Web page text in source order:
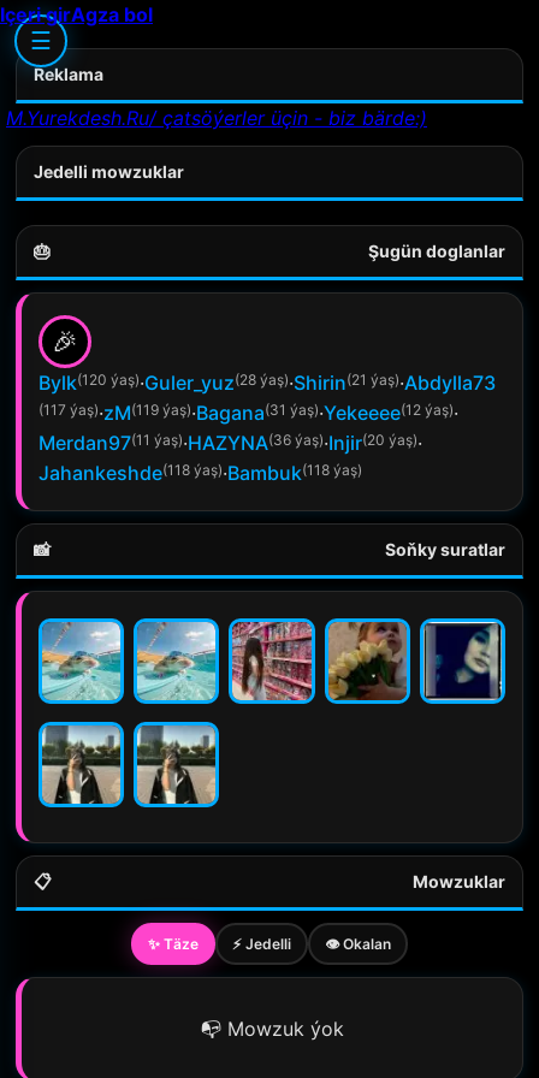
Içeri girAgza bol
Reklama
M.Yurekdesh.Ru/ çatsöýerler üçin - biz bärde:)
Jedelli mowzuklar
☰
🎂 Şugün doglanlar
🎉
Bylk(120 ýaş)·Guler_yuz(28 ýaş)·Shirin(21 ýaş)·Abdylla73
(117 ýaş)·zM(119 ýaş)·Bagana(31 ýaş)·Yekeeee(12 ýaş)·
Merdan97(11 ýaş)·HAZYNA(36 ýaş)·Injir(20 ýaş)·
Jahankeshde(118 ýaş)·Bambuk(118 ýaş)
📸 Soňky suratlar
📋 Mowzuklar
✨ Täze ⚡ Jedelli 👁️ Okalan
📭 Mowzuk ýok